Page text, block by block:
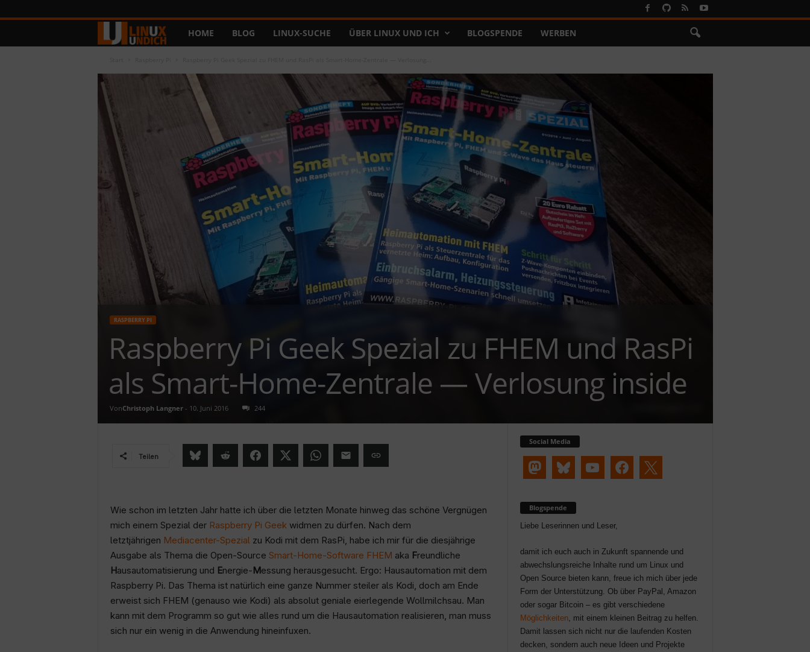
u
h
HOME BLOG LINUX-SUCHE ÜBER LINUX UND ICH BLOGSPENDE WERBEN
RASPBERRY PI
Raspberry Pi Geek Spezial zu FHEM und RasPi
als Smart-Home-Zentrale — Verlosung inside
VonChristoph Langner- 10. Juni 2016 244
Teilen
Wie schon im letzten Jahr hatte ich über die letzten Monate hinweg das schöne Vergnügen
mich einem Spezial der Raspberry Pi Geekwidmen zu dürfen. Nach dem
letztjährigen Mediacenter-Spezialzu Kodi mit dem RasPi, habe ich mir für die diesjährige
Ausgabe als Thema die Open-Source Smart-Home-Software FHEM aka Freundliche
Hausautomatisierung und Energie-Messung herausgesucht. Ergo: Hausautomation mit dem
Raspberry Pi. Das Thema ist natürlich eine ganze Nummer steiler als Kodi, doch am Ende
erweist sich FHEM (genauso wie Kodi) als absolut geniale eierlegende Wollmilchsau. Man
kann mit dem Programm so gut wie alles rund um die Hausautomation realisieren, man muss
sich nur ein wenig in die Anwendung hineinfuxen.
Social Media
Blogspende
Liebe Leserinnen und Leser,
damit ich euch auch in Zukunft spannende und
abwechslungsreiche Inhalte rund um Linux und
Open Source bieten kann, freue ich mich über jede
Form der Unterstützung. Ob über PayPal, Amazon
oder sogar Bitcoin – es gibt verschiedene
Möglichkeiten, mit einem kleinen Beitrag zu helfen.
Damit lassen sich nicht nur die laufenden Kosten
decken, sondern auch neue Ideen und Projekte